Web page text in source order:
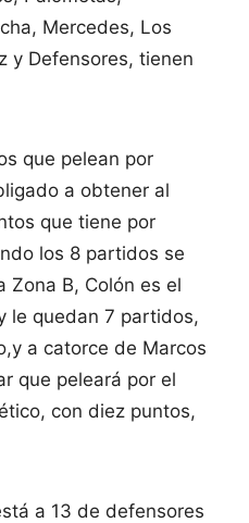
Mercedes, Los
y Defensores, tienen
que pelean por
a obtener al
que tiene por
los 8 partidos se
Zona B, Colón es el
le quedan 7 partidos,
a catorce de Marcos
que peleará por el
con diez puntos,
a 13 de defensores